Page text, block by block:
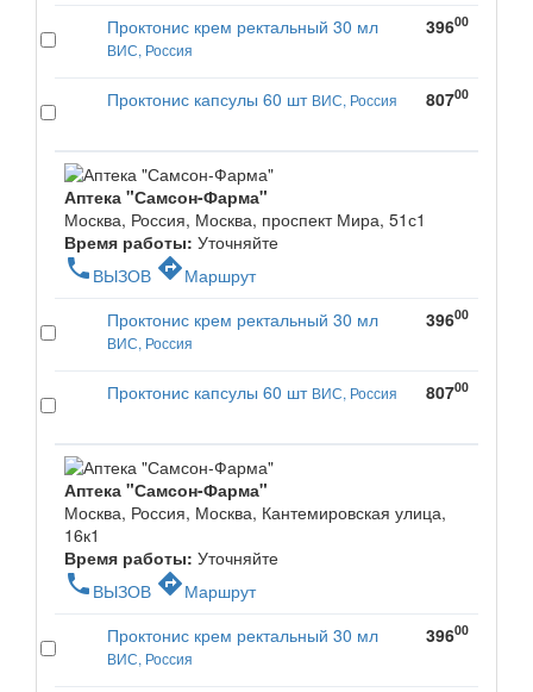
Проктонис крем ректальный 30 мл
ВИС, Россия
39600
Проктонис капсулы 60 шт ВИС, Россия 80700
Аптека "Самсон-Фарма"
Москва, Россия, Москва, проспект Мира, 51с1
Время работы: Уточняйте
phone ВЫЗОВ directionsМаршрут
Проктонис крем ректальный 30 мл
ВИС, Россия
39600
Проктонис капсулы 60 шт ВИС, Россия 80700
Аптека "Самсон-Фарма"
Москва, Россия, Москва, Кантемировская улица,
16к1
Время работы: Уточняйте
phone ВЫЗОВ directionsМаршрут
Проктонис крем ректальный 30 мл
ВИС, Россия
39600